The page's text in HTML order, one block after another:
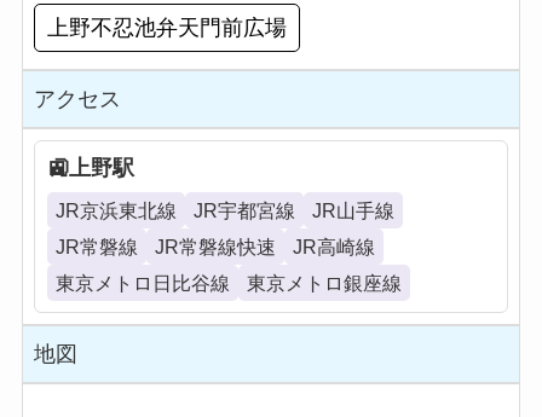
上野不忍池弁天門前広場
アクセス
上野駅
JR京浜東北線 JR宇都宮線
JR山手線
JR常磐線
JR常磐線快速
JR高崎線
東京メトロ日比谷線
東京メトロ銀座線
地図